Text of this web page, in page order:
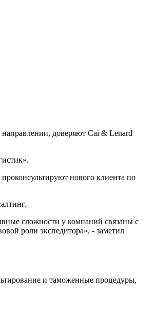
доверяют Cai & Lenard
нового клиента по
сложности у компаний связаны с
роли экспедитора», - заметил
и таможенные процедуры,